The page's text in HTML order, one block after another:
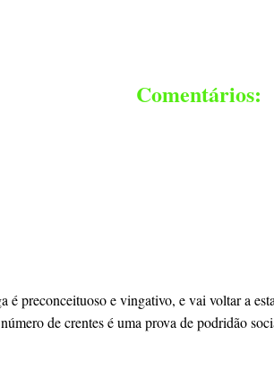
Comentários:
é preconceituoso e vingativo, e vai voltar a
de crentes é uma prova de podridão